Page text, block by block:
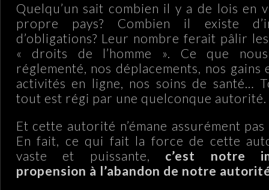
Quelqu’un sait combien il y a de lois en
propre pays? Combien il existe
d’obligations? Leur nombre ferait pâlir
« droits de l’homme ». Ce que
réglementé, nos déplacements, nos gains
activités en ligne, nos soins de santé…
tout est régi par une quelconque autorité.
Et cette autorité n’émane assurément
En fait, ce qui fait la force de cette
vaste et puissante, c’est notre
propension à l’abandon de notre